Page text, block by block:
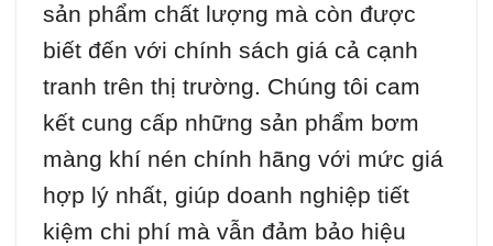
sản phẩm chất lượng mà còn được
biết đến với chính sách giá cả cạnh
tranh trên thị trường. Chúng tôi cam
kết cung cấp những sản phẩm bơm
màng khí nén chính hãng với mức giá
hợp lý nhất, giúp doanh nghiệp tiết
kiệm chi phí mà vẫn đảm bảo hiệu